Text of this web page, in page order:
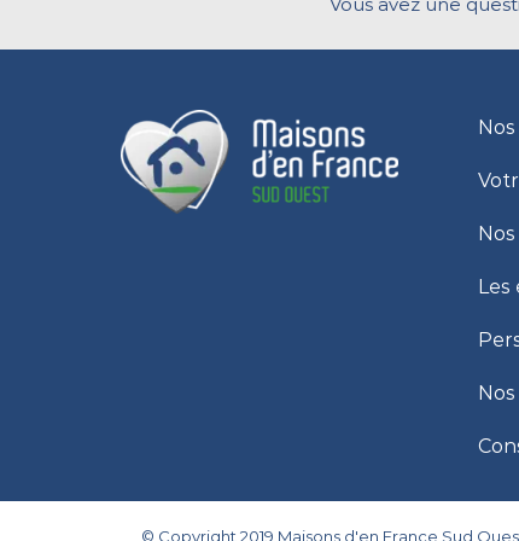
Les
© Copyright 2019 Maisons d'en France Sud